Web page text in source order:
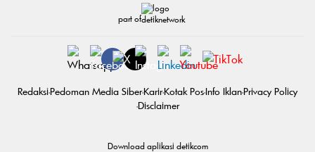
part of
RedaksiPedoman Media SiberKarirKotak PosInfo IklanPrivacy Policy
Disclaimer
Download aplikasi detikcom